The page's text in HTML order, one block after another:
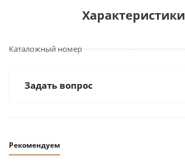
Характеристики
Каталожный номер
Задать вопрос
Рекомендуем